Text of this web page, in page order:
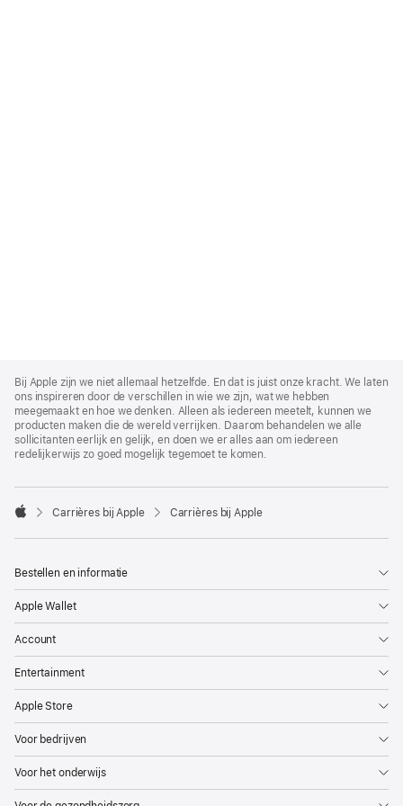
Footer
Bij Apple zijn we niet allemaal hetzelfde. En dat is juist onze kracht. We laten
ons inspireren door de verschillen in wie we zijn, wat we hebben
meegemaakt en hoe we denken. Alleen als iedereen meetelt, kunnen we
producten maken die de wereld verrijken. Daarom behandelen we alle
sollicitanten eerlijk en gelijk, en doen we er alles aan om iedereen
redelijkerwijs zo goed mogelijk tegemoet te komen.

Carrières bij Apple Carrières bij Apple
Bestellen en informatie
Apple Wallet
Account
Entertainment
Apple Store
Voor bedrijven
Voor het onderwijs